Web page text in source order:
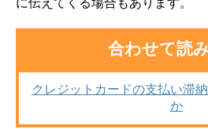
合わせて読
クレジットカードの支払い滞
か